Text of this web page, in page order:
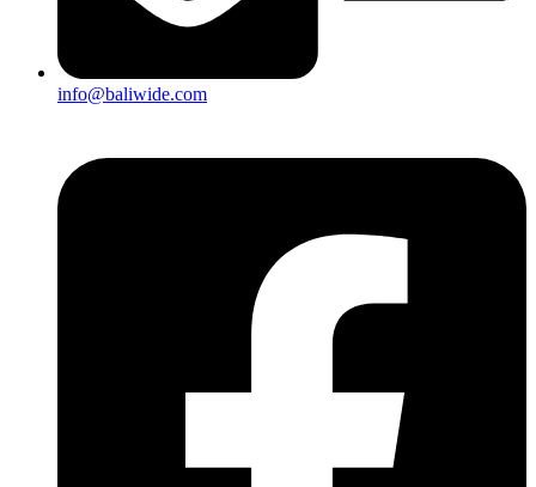
info@baliwide.com